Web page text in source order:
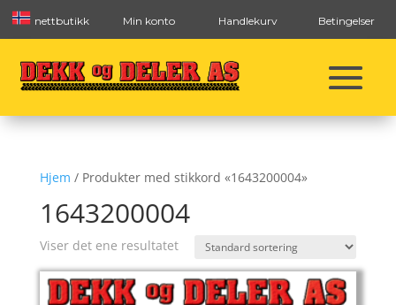
nettbutikk Min konto Handlekurv Betingelser
Hjem / Produkter med stikkord «1643200004»
1643200004
Viser det ene resultatet